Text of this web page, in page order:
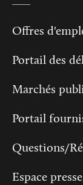
Offres
Portail des
Marchés
Portail
Questions/
Espace presse